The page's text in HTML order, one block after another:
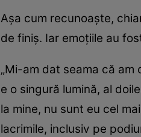
Aşa cum recunoaşte,
de finiş. Iar emoţiile au
„­Mi-am dat seama că
e o singură lumină, al
la mine, nu sunt eu cel
lacrimile, inclusiv pe